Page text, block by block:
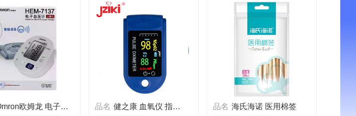
Omron欧姆龙 电子血压计
品名
健之康 血氧仪 指夹式脉搏
品名 海氏海诺 医用棉签